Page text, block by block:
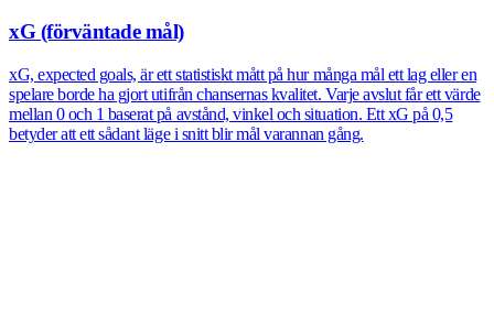
xG (förväntade mål)
xG, expected goals, är ett statistiskt mått på hur många mål ett lag eller en
spelare borde ha gjort utifrån chansernas kvalitet. Varje avslut får ett värde
mellan 0 och 1 baserat på avstånd, vinkel och situation. Ett xG på 0,5
betyder att ett sådant läge i snitt blir mål varannan gång.